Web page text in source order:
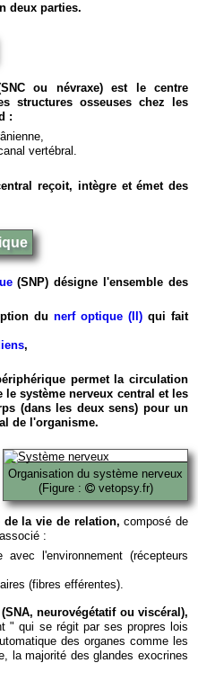
deux parties.
ou névraxe) est le centre
structures osseuses chez les
:
vertébral.
reçoit, intègre et émet des
(SNP) désigne l'ensemble des
du nerf optique (II) qui fait
,
permet la circulation
système nerveux central et les
(dans les deux sens) pour un
de l'organisme.
Organisation du système nerveux
(Figure :
vetopsy.fr)
de la vie de relation, composé de
:
l'environnement (récepteurs
(fibres efférentes).
neurovégétatif ou viscéral),
" qui se régit par ses propres lois
des organes comme les
la majorité des glandes exocrines